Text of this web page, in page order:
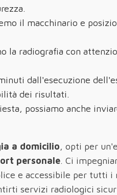
il macchinario e
la radiografia con
dall'esecuzione
dei risultati.
possiamo anche
a domicilio, opti per
personale. Ci
e accessibile per tutti
servizi radiologici